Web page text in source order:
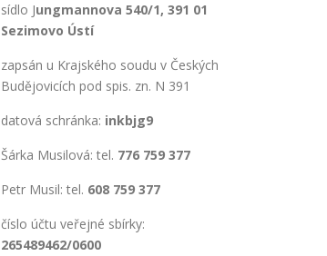
sídlo Jungmannova 540/1, 391 01
Sezimovo Ústí
zapsán u Krajského soudu v Českých
Budějovicích pod spis. zn. N 391
datová schránka: inkbjg9
Šárka Musilová: tel. 776 759 377
Petr Musil: tel. 608 759 377
číslo účtu veřejné sbírky:
265489462/0600